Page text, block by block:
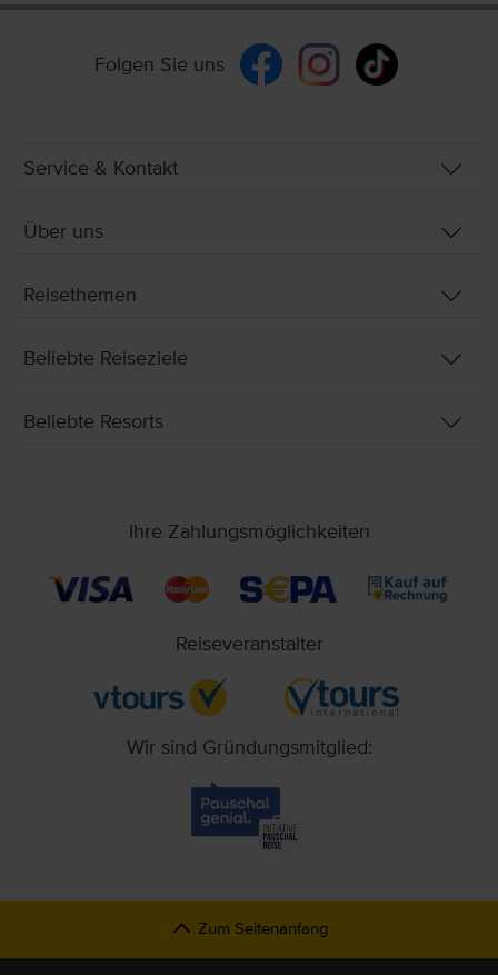
Folgen Sie uns
Service & Kontakt
Über uns
Reisethemen
Beliebte Reiseziele
Beliebte Resorts
Ihre Zahlungsmöglichkeiten
Reiseveranstalter
Wir sind Gründungsmitglied:
Zum Seitenanfang